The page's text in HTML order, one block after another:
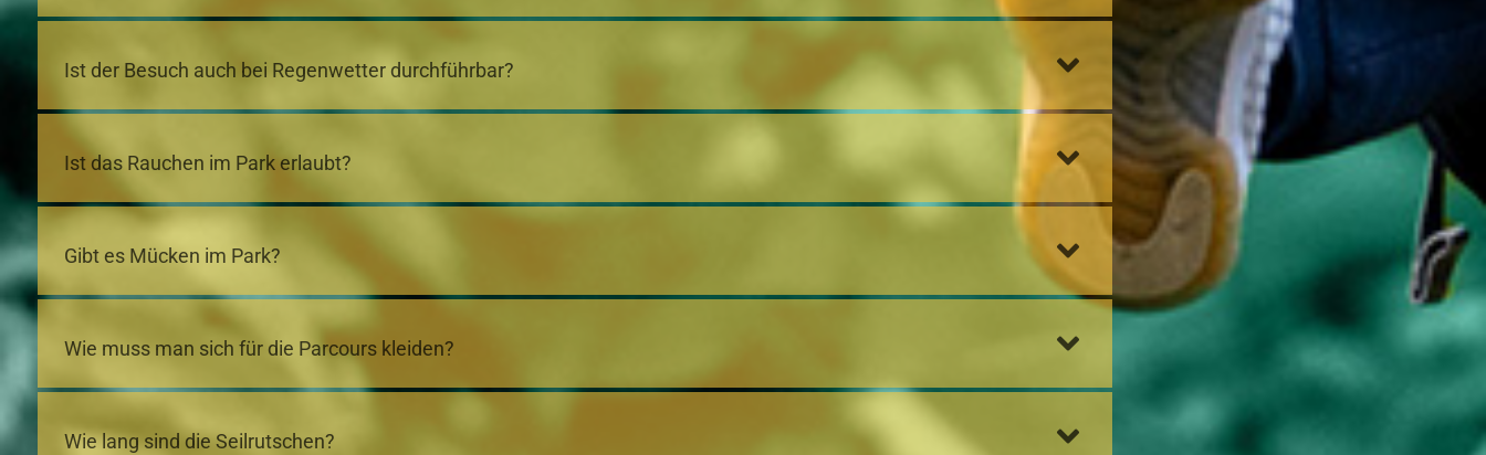
Ist der Besuch auch bei Regenwetter durchführbar?
Ist das Rauchen im Park erlaubt?
Gibt es Mücken im Park?
Wie muss man sich für die Parcours kleiden?
Wie lang sind die Seilrutschen?